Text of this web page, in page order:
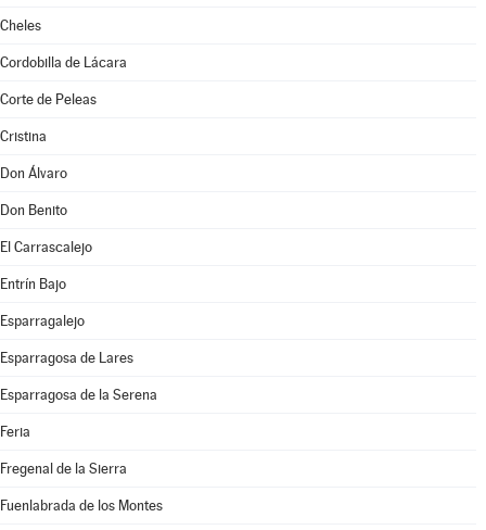
Cheles
Cordobilla de Lácara
Corte de Peleas
Cristina
Don Álvaro
Don Benito
El Carrascalejo
Entrín Bajo
Esparragalejo
Esparragosa de Lares
Esparragosa de la Serena
Feria
Fregenal de la Sierra
Fuenlabrada de los Montes